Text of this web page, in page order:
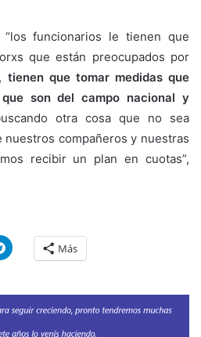
funcionarios le tienen que
que están preocupados por
tienen que tomar medidas que
son del campo nacional y
otra cosa que no sea
compañeros y nuestras
recibir un plan en cuotas”,
Más